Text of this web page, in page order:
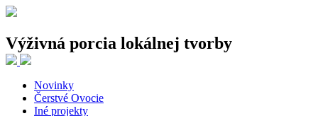
Výživná porcia lokálnej tvorby
Najnovšie články
Novinky
Čerstvé Ovocie
Iné projekty